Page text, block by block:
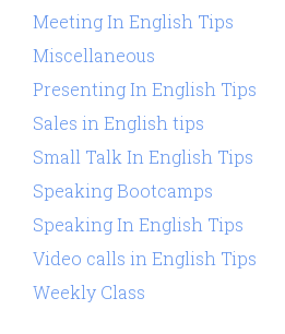
Meeting In English Tips
Miscellaneous
Presenting In English Tips
Sales in English tips
Small Talk In English Tips
Speaking Bootcamps
Speaking In English Tips
Video calls in English Tips
Weekly Class